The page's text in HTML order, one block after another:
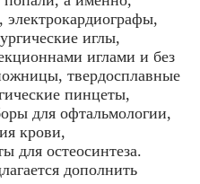
иглы,
иглами и без
твердосплавные
пинцеты,
для офтальмологии,
крови,
для остеосинтеза.
дополнить